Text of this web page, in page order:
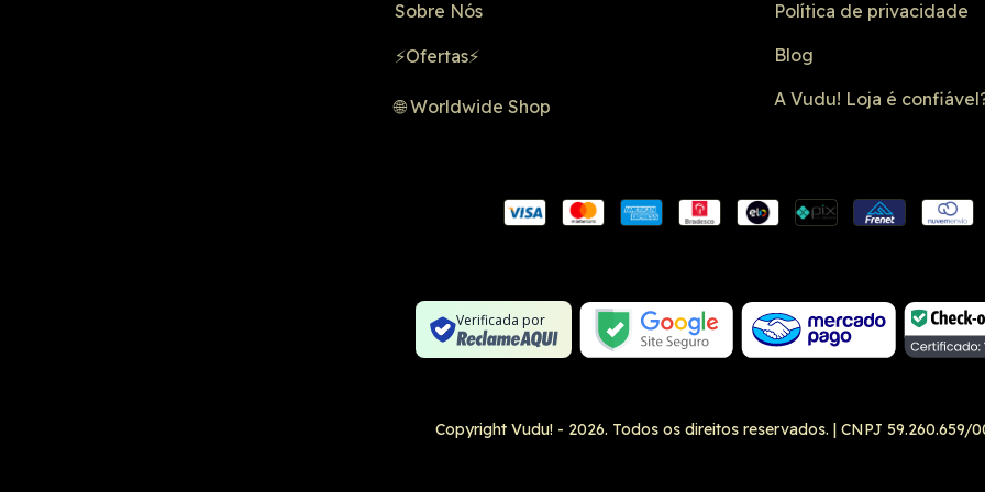
Sobre Nós
⚡Ofertas⚡
🌐 Worldwide Shop
Política de privacidade
Blog
A Vudu! Loja é
Verificada por
Conexão
Copyright Vudu! - 2026. Todos os direitos reservados.